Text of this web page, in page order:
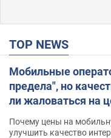
TOP NEWS
Мобильные
предела", но
ли жаловаться на
Почему цены на
улучшить качество